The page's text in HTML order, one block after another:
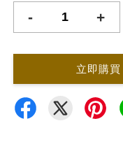
- +
立即購買